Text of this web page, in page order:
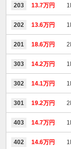
203 13.7万円
202 13.6万円
201 18.6万円
303 14.2万円
302 14.1万円
301 19.2万円
403 14.7万円
402 14.6万円